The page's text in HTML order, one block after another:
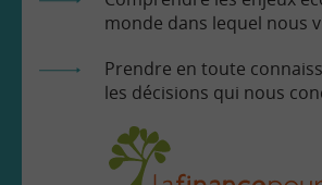
monde dans lequel nous
Prendre en toute
les décisions qui nous